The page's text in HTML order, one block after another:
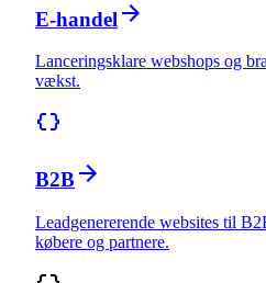
E-handel
Lanceringsklare webshops og
vækst.
B2B
Leadgenererende websites til
købere og partnere.